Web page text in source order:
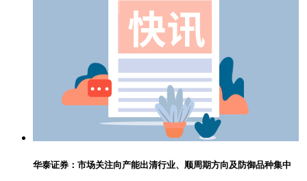
华泰证券：市场关注向产能出清行业、顺周期方向及防御品种集中